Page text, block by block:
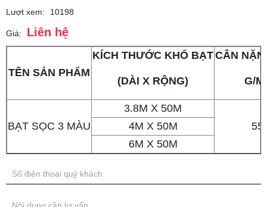
Lượt xem: 10198
Giá: Liên hệ
TÊN SẢN PHẨM
KÍCH THƯỚC KHỔ BẠT
(DÀI X RỘNG)
CÂN
G/
BẠT SỌC 3 MÀU
3.8M X 50M
55
4M X 50M
6M X 50M